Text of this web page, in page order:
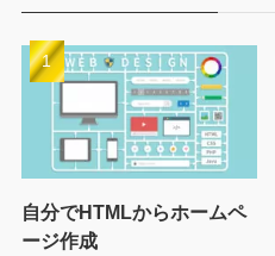
自分でHTMLからホームペ
ージ作成